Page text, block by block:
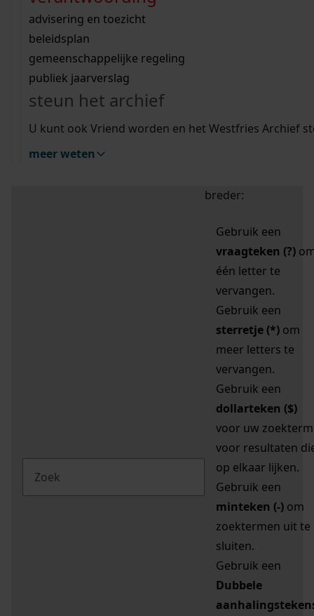
bouwvergunningen
omgevingsvergunningen
vergunningen
beeld en geluid
uitleg nodig?
Wij helpen u op weg met een aantal zoektips.
bekijk alle zoektips
Wij helpen u op weg met een aantal zoektips.
bekijk alle zoektips
bekijk ons geschiedenislokaal
advisering en toezicht
beleidsplan
gemeenschappelijke regeling
publiek jaarverslag
steun het archief
U kunt ook Vriend worden en het Westfries Archief
meer weten
zoektips
Mijn Studiezaal (inloggen)
uw zoekopdracht te
breder:
Gebruik een
vraagteken (?)
één letter te
vervangen.
Gebruik een
sterretje (*) om
meer letters te
vervangen.
Gebruik een
dollarteken ($)
voor uw zoekterm
voor resultaten
op elkaar lijken.
Gebruik een
minteken (-) om
zoektermen uit te
sluiten.
Gebruik een
Dubbele